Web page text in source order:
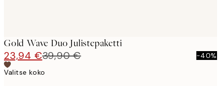
Gold Wave Duo Julistepaketti
23,94 €39,90 €
-40%
Valitse koko